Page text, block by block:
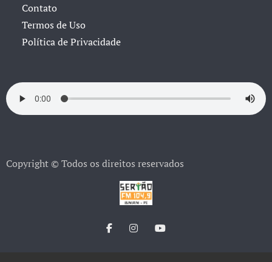
Contato
Termos de Uso
Política de Privacidade
Copyright © Todos os direitos reservados